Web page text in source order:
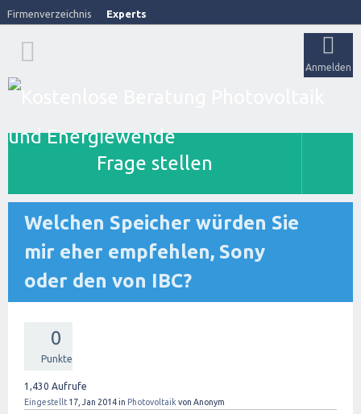
Firmenverzeichnis Experts
Anmelden
Frage stellen
Welchen Speicher würden Sie
mir eher empfehlen, Sony
oder den von IBC?
0
Punkte
1,430 Aufrufe
Eingestellt 17, Jan 2014in Photovoltaik von Anonym